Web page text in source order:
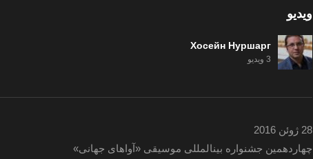
ویدیو
Хосейн Нуршарг
3 ویدیو
28 ژوئن 2016
چهاردهمین جشنواره بین­المللی موسیقی «آواهای جهانی»